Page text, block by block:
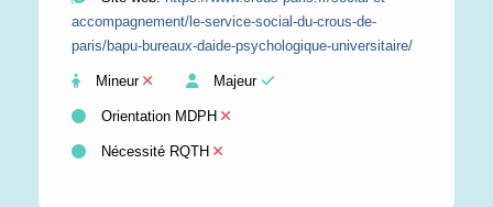
accompagnement/le-service-social-du-crous-de-
paris/bapu-bureaux-daide-psychologique-universitaire/
Mineur Majeur
Orientation MDPH
Nécessité RQTH